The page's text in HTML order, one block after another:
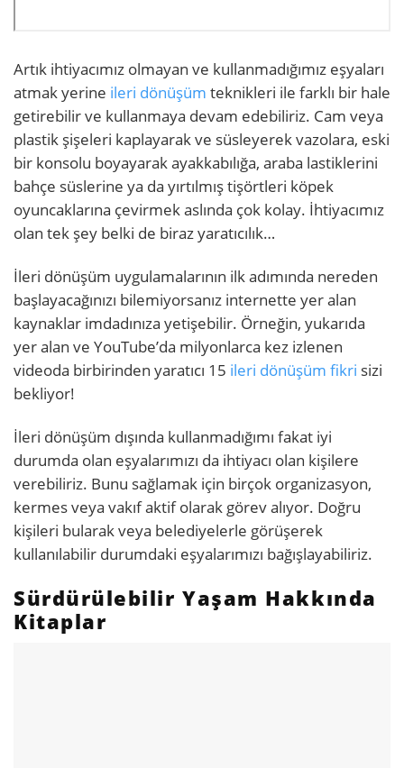
Artık ihtiyacımız olmayan ve kullanmadığımız eşyaları
atmak yerine ileri dönüşüm teknikleri ile farklı bir hale
getirebilir ve kullanmaya devam edebiliriz. Cam veya
plastik şişeleri kaplayarak ve süsleyerek vazolara, eski
bir konsolu boyayarak ayakkabılığa, araba lastiklerini
bahçe süslerine ya da yırtılmış tişörtleri köpek
oyuncaklarına çevirmek aslında çok kolay. İhtiyacımız
olan tek şey belki de biraz yaratıcılık…
İleri dönüşüm uygulamalarının ilk adımında nereden
başlayacağınızı bilemiyorsanız internette yer alan
kaynaklar imdadınıza yetişebilir. Örneğin, yukarıda
yer alan ve YouTube’da milyonlarca kez izlenen
videoda birbirinden yaratıcı 15 ileri dönüşüm fikri sizi
bekliyor!
İleri dönüşüm dışında kullanmadığımı fakat iyi
durumda olan eşyalarımızı da ihtiyacı olan kişilere
verebiliriz. Bunu sağlamak için birçok organizasyon,
kermes veya vakıf aktif olarak görev alıyor. Doğru
kişileri bularak veya belediyelerle görüşerek
kullanılabilir durumdaki eşyalarımızı bağışlayabiliriz.
Sürdürülebilir Yaşam Hakkında
Kitaplar